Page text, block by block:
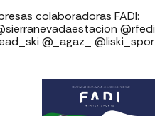
colaboradoras FADI:
@_agaz_